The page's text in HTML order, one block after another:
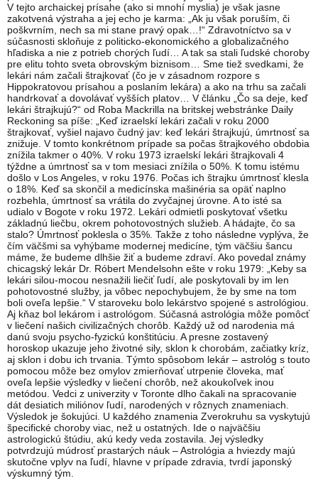
V tejto archaickej prísahe (ako si mnohí myslia) je však jasne
zakotvená výstraha a jej echo je karma: „Ak ju však poruším, či
poškvrním, nech sa mi stane pravý opak…!“ Zdravotníctvo sa v
súčasnosti skloňuje z politicko-ekonomického a globalizačného
hľadiska a nie z potrieb chorých ľudí… A tak sa stali ľudské choroby
pre elitu tohto sveta obrovským biznisom… Sme tiež svedkami, že
lekári nám začali štrajkovať (čo je v zásadnom rozpore s
Hippokratovou prísahou a poslaním lekára) a ako na trhu sa začali
handrkovať a dovolávať vyšších platov… V článku „Čo sa deje, keď
lekári štrajkujú?“ od Roba Mackrilla na britskej webstránke Daily
Reckoning sa píše: „Keď izraelskí lekári začali v roku 2000
štrajkovať, vyšiel najavo čudný jav: keď lekári štrajkujú, úmrtnosť sa
znižuje. V tomto konkrétnom prípade sa počas štrajkového obdobia
znížila takmer o 40%. V roku 1973 izraelskí lekári štrajkovali 4
týždne a úmrtnosť sa v tom mesiaci znížila o 50%. K tomu istému
došlo v Los Angeles, v roku 1976. Počas ich štrajku úmrtnosť klesla
o 18%. Keď sa skončil a medicínska mašinéria sa opäť naplno
rozbehla, úmrtnosť sa vrátila do zvyčajnej úrovne. A to isté sa
udialo v Bogote v roku 1972. Lekári odmietli poskytovať všetku
základnú liečbu, okrem pohotovostných služieb. A hádajte, čo sa
stalo? Úmrtnosť poklesla o 35%. Takže z toho následne vyplýva, že
čím väčšmi sa vyhýbame modernej medicíne, tým väčšiu šancu
máme, že budeme dlhšie žiť a budeme zdraví. Ako povedal známy
chicagský lekár Dr. Róbert Mendelsohn ešte v roku 1979: „Keby sa
lekári silou-mocou nesnažili liečiť ľudí, ale poskytovali by im len
pohotovostné služby, ja vôbec nepochybujem, že by sme na tom
boli oveľa lepšie.“ V staroveku bolo lekárstvo spojené s astrológiou.
Aj kňaz bol lekárom i astrológom. Súčasná astrológia môže pomôcť
v liečení našich civilizačných chorôb. Každý už od narodenia má
danú svoju psycho-fyzickú konštitúciu. A presne zostavený
horoskop ukazuje jeho životné sily, sklon k chorobám, začiatky kríz,
aj sklon i dobu ich trvania. Týmto spôsobom lekár – astrológ s touto
pomocou môže bez omylov zmierňovať utrpenie človeka, mať
oveľa lepšie výsledky v liečení chorôb, než akoukoľvek inou
metódou. Vedci z univerzity v Toronte dlho čakali na spracovanie
dát desiatich miliónov ľudí, narodených v rôznych znameniach.
Výsledok je šokujúci. U každého znamenia Zverokruhu sa vyskytujú
špecifické choroby viac, než u ostatných. Ide o najväčšiu
astrologickú štúdiu, akú kedy veda zostavila. Jej výsledky
potvrdzujú múdrosť prastarých náuk – Astrológia a hviezdy majú
skutočne vplyv na ľudí, hlavne v prípade zdravia, tvrdí japonský
výskumný tým.